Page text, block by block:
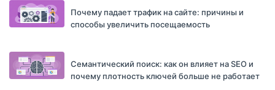
Почему падает трафик на сайте: причины и
способы увеличить посещаемость
Семантический поиск: как он влияет на SEO и
почему плотность ключей больше не работает